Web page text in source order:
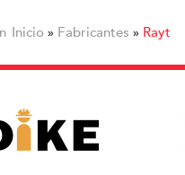
Inicio » Fabricantes » Rayt